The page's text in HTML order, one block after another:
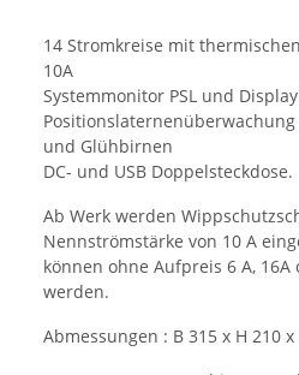
14 Stromkreise mit
10A
Systemmonitor PSL und
Positionslaternenüberwachung
und Glühbirnen
DC- und USB Doppelsteckdose.
Ab Werk werden
Nennströmstärke von 10 A
können ohne Aufpreis 6 A, 16A
werden.
Abmessungen : B 315 x H 210 x